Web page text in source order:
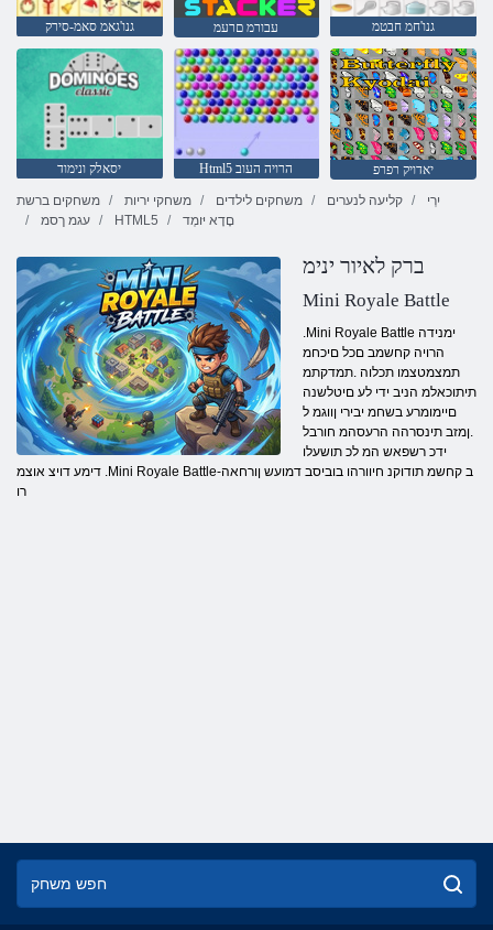
גנו'גאמ סאמ-סירק עבורמ םרעמ גנו'חמ חבטמ
יסאלק ונימוד Html5 הרויה העוב
יאדויק רפרפ
משחקים ברשת
משחקי יריות משחקים לילדים קליעה לנערים
יִרְי
עגמ ךסמ
HTML5 םָדָא יּומְד
ברק לאיור ינימ
Mini Royale Battle
.Mini Royale Battle ימנידה
הרויה קחשמב םכל םיכחמ
תמצמטצמו תכלוה .תמדקתמ
תיתוכאלמ הניב ידי לע םיטלשנה
םיימומרע בשחמ יבירי ןווגמ ל
.ןמזב תינסרהה הרעסהמ חורבל
ידכ רשפאש המ לכ תושעלו
דימע דויצ אוצמ .Mini Royale Battle-ב קחשמ תודוקנ חיוורהו בוביסב דמועש ןורחאה
רו